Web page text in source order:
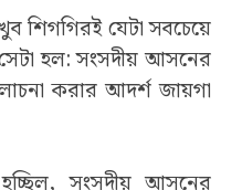
খুব শিগগিরই যেটা সবচেয়ে
সেটা হল: সংসদীয় আসনের
করার আদর্শ জায়গা